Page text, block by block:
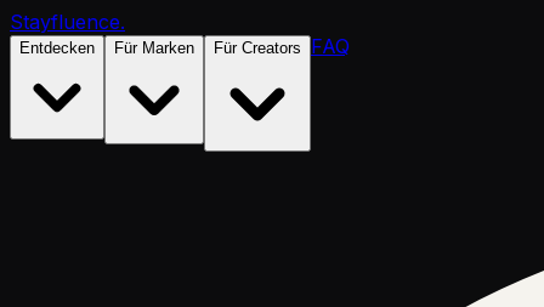
Stayfluence.
Entdecken Für Marken Für Creators FAQ